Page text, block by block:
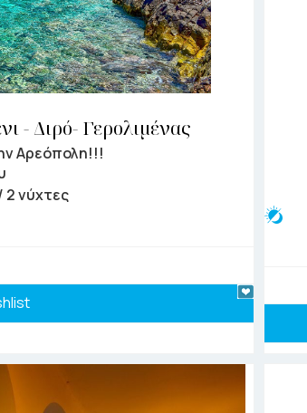
- Διρό- Γερολιμένας
Αρεόπολη!!!
2 νύχτες